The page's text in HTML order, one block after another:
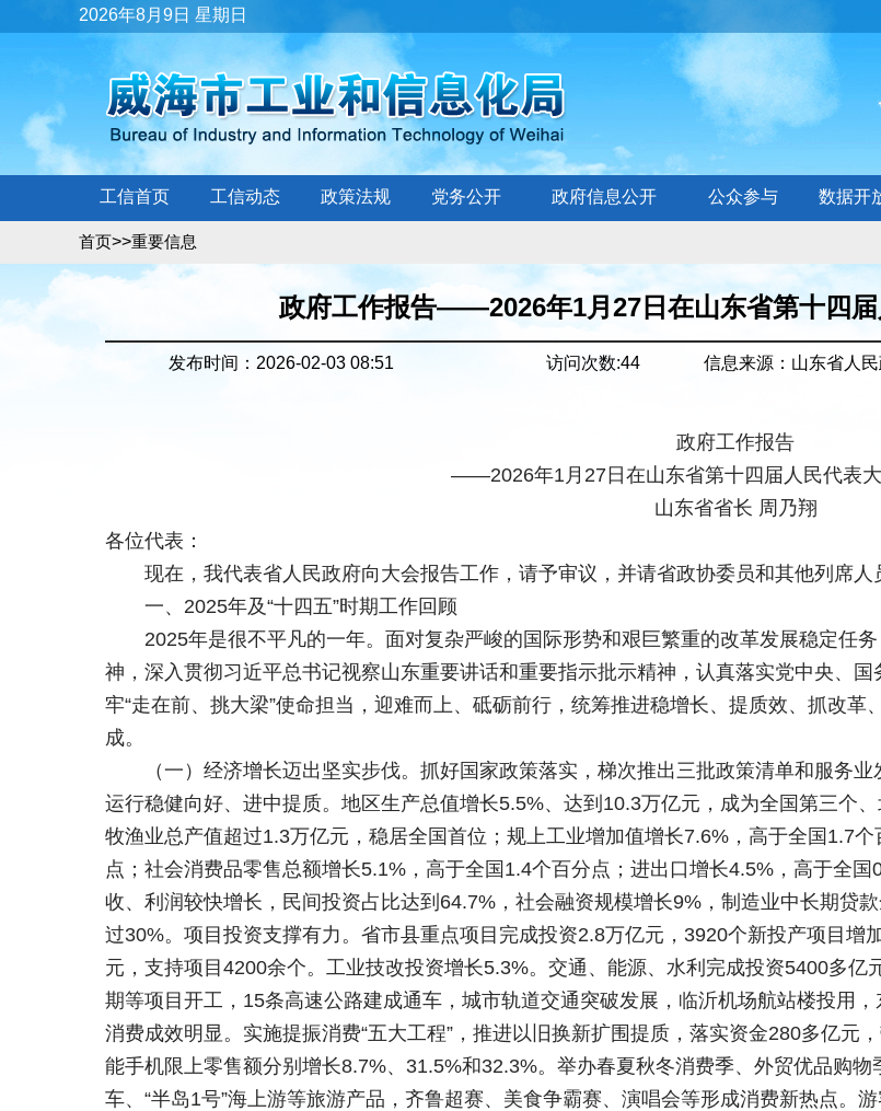
2026年8月9日 星期日
工信首页 工信动态 政策法规 党务公开 政府信息公开 公众参与 数据开
首页>>重要信息
政府工作报告——2026年1月27日在山东省第十四
发布时间：2026-02-03 08:51 访问次数:44 信息来源： 山东省人
政府工作报告
——2026年1月27日在山东省第十四届人民代表
山东省省长 周乃翔
各位代表：
现在，我代表省人民政府向大会报告工作，请予审议，并请省政协委员和其他列席人
一、2025年及“十四五”时期工作回顾
2025年是很不平凡的一年。面对复杂严峻的国际形势和艰巨繁重的改革发展稳定任
神，深入贯彻习近平总书记视察山东重要讲话和重要指示批示精神，认真落实党中央、
牢“走在前、挑大梁”使命担当，迎难而上、砥砺前行，统筹推进稳增长、提质效、抓改
成。
（一）经济增长迈出坚实步伐。抓好国家政策落实，梯次推出三批政策清单和服务
运行稳健向好、进中提质。地区生产总值增长5.5%、达到10.3万亿元，成为全国第三个
牧渔业总产值超过1.3万亿元，稳居全国首位；规上工业增加值增长7.6%，高于全国1.7
点；社会消费品零售总额增长5.1%，高于全国1.4个百分点；进出口增长4.5%，高于全
收、利润较快增长，民间投资占比达到64.7%，社会融资规模增长9%，制造业中长期贷
过30%。项目投资支撑有力。省市县重点项目完成投资2.8万亿元，3920个新投产项目增
元，支持项目4200余个。工业技改投资增长5.3%。交通、能源、水利完成投资5400多
期等项目开工，15条高速公路建成通车，城市轨道交通突破发展，临沂机场航站楼投用
消费成效明显。实施提振消费“五大工程”，推进以旧换新扩围提质，落实资金280多亿元
能手机限上零售额分别增长8.7%、31.5%和32.3%。举办春夏秋冬消费季、外贸优品购物
车、“半岛1号”海上游等旅游产品，齐鲁超赛、美食争霸赛、演唱会等形成消费新热点。